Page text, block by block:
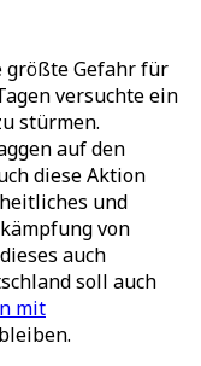
größte Gefahr für
versuchte ein
stürmen.
auf den
diese Aktion
und
von
auch
soll auch
mit